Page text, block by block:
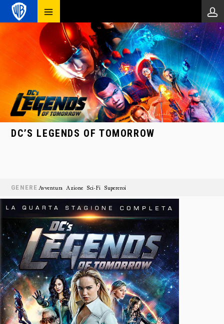
DC’S LEGENDS OF TOMORROW
GENERE Avventura Azione Sci-Fi Supereroi